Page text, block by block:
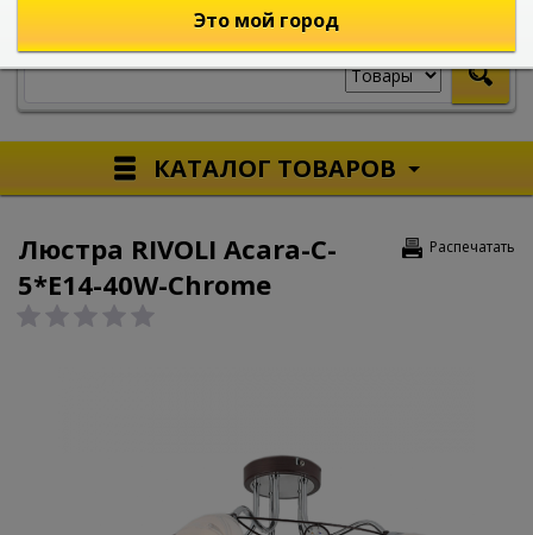
КАТАЛОГ ТОВАРОВ
Распечатать
Люстра RIVOLI Acara-C-
5*E14-40W-Chrome
Это мой город